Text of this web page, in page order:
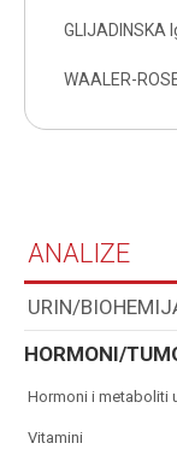
GLIJADINSKA
WAALER-
ANALIZE
URIN/
HORMONI/
hormoni i metaboliti
vitamini